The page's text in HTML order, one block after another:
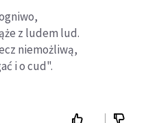
z ludem lud.
niemożliwą,
i o cud".